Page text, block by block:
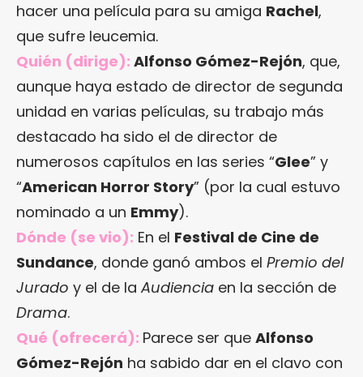
hacer una película para su amiga Rachel,
que sufre leucemia.
Quién (dirige): Alfonso Gómez-Rejón, que,
aunque haya estado de director de segunda
unidad en varias películas, su trabajo más
destacado ha sido el de director de
numerosos capítulos en las series “Glee” y
“American Horror Story” (por la cual estuvo
nominado a un Emmy).
Dónde (se vio): En el Festival de Cine de
Sundance, donde ganó ambos el Premio del
Jurado y el de la Audiencia en la sección de
Drama.
Qué (ofrecerá): Parece ser que Alfonso
Gómez-Rejón ha sabido dar en el clavo con